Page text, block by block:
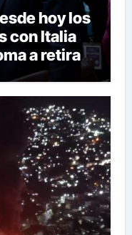
hoy los
con Italia
a retirar